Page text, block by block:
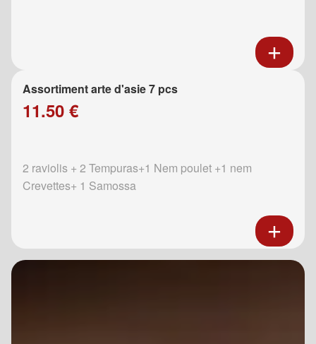
Assortiment arte d'asie 7 pcs
11.50 €
2 raviolis + 2 Tempuras+1 Nem poulet +1 nem
Crevettes+ 1 Samossa